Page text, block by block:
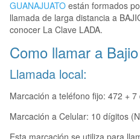
GUANAJUATO están formados
llamada de larga distancia a
conocer La Clave LADA.
Como llamar a
Llamada local:
Marcación a teléfono fijo: 472 +
Marcación a Celular: 10 dígitos